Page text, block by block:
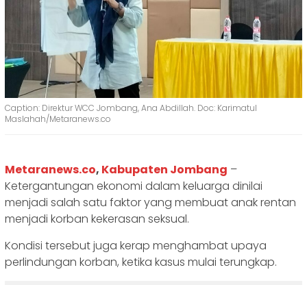
Caption: Direktur WCC Jombang, Ana Abdillah. Doc: Karimatul
Maslahah/Metaranews.co
Metaranews.co, Kabupaten Jombang –
Ketergantungan ekonomi dalam keluarga dinilai
menjadi salah satu faktor yang membuat anak rentan
menjadi korban kekerasan seksual.
Kondisi tersebut juga kerap menghambat upaya
perlindungan korban, ketika kasus mulai terungkap.